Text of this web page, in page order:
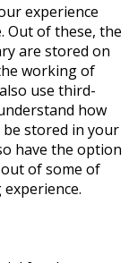
experience
Out of these, the
are stored on
working of
use third-
how
be stored in your
have the option
of some of